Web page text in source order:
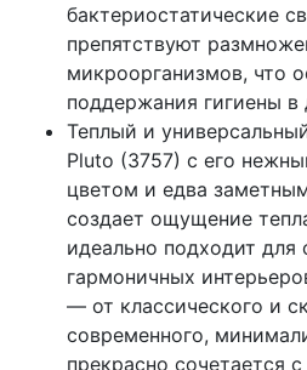
бактериостатические
препятствуют
микроорганизмов, что
поддержания гигиены
Теплый и
Pluto (3757) с его
цветом и едва
создает ощущение
идеально подходит для
гармоничных
— от классического и
современного,
прекрасно сочетается